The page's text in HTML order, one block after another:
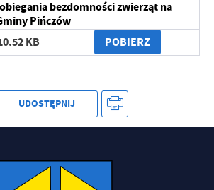
bezdomności zwierząt na
Pińczów
KB POBIERZ
UDOSTĘPNIJ
ofert, komunikatów mediów